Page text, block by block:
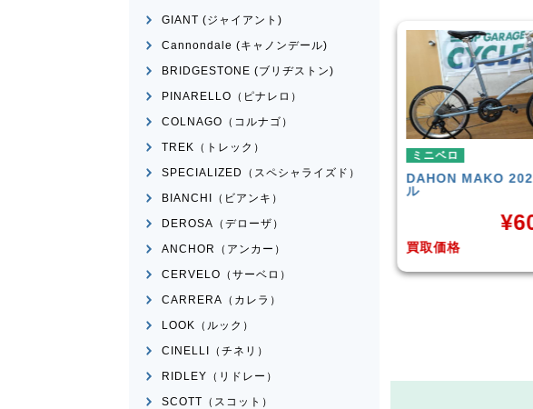
ミニベロ
DAHONMAKO 2021年モデ
ル
買取価格
¥
ミニベロ
BIANCHILepre
買取価格
¥
GIANT (ジャイアント)
Cannondale (キャノンデール)
BRIDGESTONE (ブリヂストン)
PINARELLO（ピナレロ）
COLNAGO（コルナゴ）
TREK（トレック）
SPECIALIZED（スペシャライズド）
BIANCHI（ビアンキ）
DEROSA（デローザ）
ANCHOR（アンカー）
CERVELO（サーベロ）
CARRERA（カレラ）
LOOK（ルック）
CINELLI（チネリ）
RIDLEY（リドレー）
SCOTT（スコット）